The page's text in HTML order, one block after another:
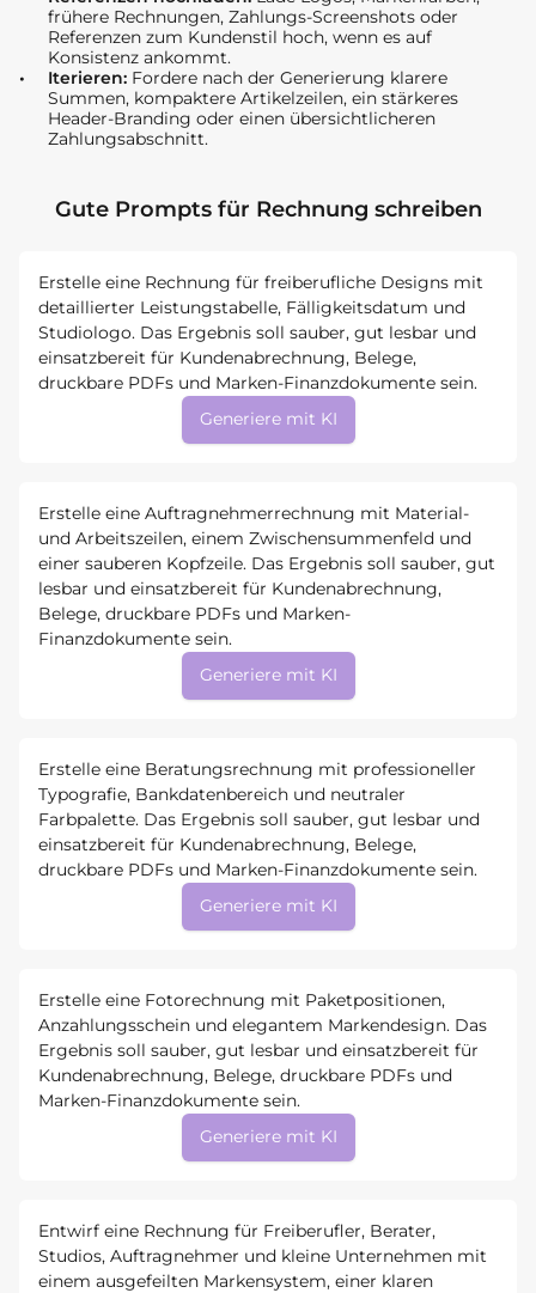
frühere Rechnungen, Zahlungs-Screenshots oder
Referenzen zum Kundenstil hoch, wenn es auf
Konsistenz ankommt.
Iterieren: Fordere nach der Generierung klarere
Summen, kompaktere Artikelzeilen, ein stärkeres
Header-Branding oder einen übersichtlicheren
Zahlungsabschnitt.
Gute Prompts für Rechnung schreiben
Erstelle eine Rechnung für freiberufliche Designs mit
detaillierter Leistungstabelle, Fälligkeitsdatum und
Studiologo. Das Ergebnis soll sauber, gut lesbar und
einsatzbereit für Kundenabrechnung, Belege,
druckbare PDFs und Marken-Finanzdokumente sein.
Generiere mit KI
Erstelle eine Auftragnehmerrechnung mit Material-
und Arbeitszeilen, einem Zwischensummenfeld und
einer sauberen Kopfzeile. Das Ergebnis soll sauber, gut
lesbar und einsatzbereit für Kundenabrechnung,
Belege, druckbare PDFs und Marken-
Finanzdokumente sein.
Generiere mit KI
Erstelle eine Beratungsrechnung mit professioneller
Typografie, Bankdatenbereich und neutraler
Farbpalette. Das Ergebnis soll sauber, gut lesbar und
einsatzbereit für Kundenabrechnung, Belege,
druckbare PDFs und Marken-Finanzdokumente sein.
Generiere mit KI
Erstelle eine Fotorechnung mit Paketpositionen,
Anzahlungsschein und elegantem Markendesign. Das
Ergebnis soll sauber, gut lesbar und einsatzbereit für
Kundenabrechnung, Belege, druckbare PDFs und
Marken-Finanzdokumente sein.
Generiere mit KI
Entwirf eine Rechnung für Freiberufler, Berater,
Studios, Auftragnehmer und kleine Unternehmen mit
einem ausgefeilten Markensystem, einer klaren